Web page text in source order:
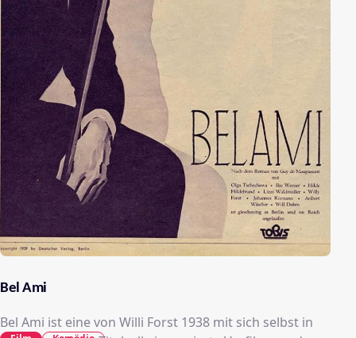
Bel Ami
Bel Ami ist eine von Willi Forst 1938 mit sich selbst in